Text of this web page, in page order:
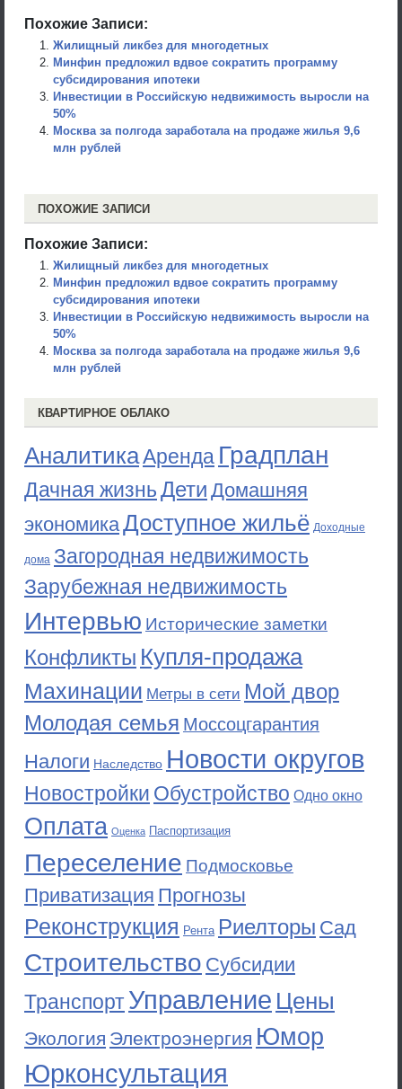
Похожие Записи:
Жилищный ликбез для многодетных
Минфин предложил вдвое сократить программу
субсидирования ипотеки
Инвестиции в Российскую недвижимость выросли на
50%
Москва за полгода заработала на продаже жилья 9,6
млн рублей
ПОХОЖИЕ ЗАПИСИ
Похожие Записи:
Жилищный ликбез для многодетных
Минфин предложил вдвое сократить программу
субсидирования ипотеки
Инвестиции в Российскую недвижимость выросли на
50%
Москва за полгода заработала на продаже жилья 9,6
млн рублей
КВАРТИРНОЕ ОБЛАКО
АналитикаАренда Градплан
Дачная жизньДети Домашняя
экономикаДоступное жильё Доходные
дома Загородная недвижимость
Зарубежная недвижимость
Интервью Исторические заметки
Конфликты Купля-продажа
Махинации Метры в сети Мой двор
Молодая семья Моссоцгарантия
Налоги Наследство Новости округов
Новостройки Обустройство Одно окно
Оплата Оценка Паспортизация
Переселение Подмосковье
Приватизация Прогнозы
Реконструкция Рента Риелторы Сад
Строительство Субсидии
ТранспортУправление Цены
Экология Электроэнергия Юмор
Юрконсультация